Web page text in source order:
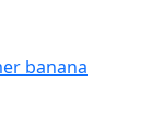
banana